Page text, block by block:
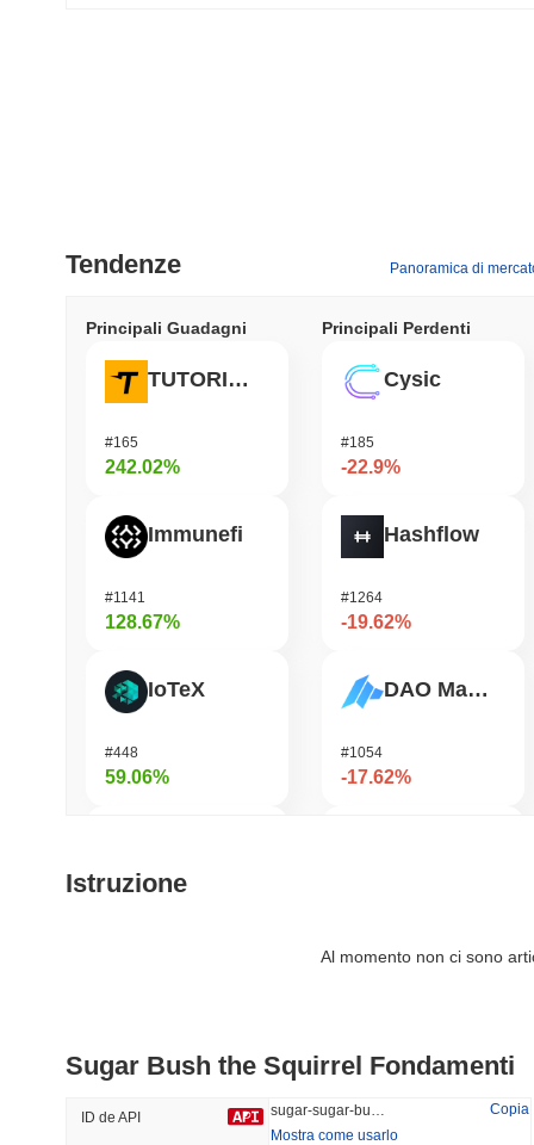
Tendenze Panoramica di
Principali Guadagni
TUTORIAL
#165
242.02%
Immunefi
#1141
128.67%
IoTeX
#448
59.06%
#1029
45.8%
Principali Perdenti
Cysic
#185
-22.9%
Hashflow
#1264
-19.62%
DAO Maker Token
#1054
-17.62%
#750
Istruzione
Al momento non ci sono
Sugar Bush the Squirrel Fondamenti
ID de API
Copia
Mostra come usarlo